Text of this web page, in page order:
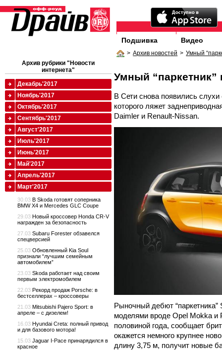
Подшивка Видео
> Архив новостей > Умный
Умный “паркетник”
В Сети снова появились
которого ляжет
Daimler и Renault-Nissan.
Рыночный дебют “паркетника”
моделями вроде Opel Mokka и
половиной года, сообщает
окажется немного крупнее
длину 3,75 м, получит новые
Архив рубрики "Новости
интернета"
Декабрь'2017
Ноябрь'2017
Октябрь'2017
Сентябрь'2017
Август'2017
Июль'2017
Июнь'2017
Май'2017
Апрель'2017
Март'2017
30.03 В Skoda готовят соперника
BMW X4 и Mercedes GLC Coupe
29.03 Новый кроссовер Honda CR-V
награжден за безопасность
27.03 Subaru Forester обзавелся
спецверсией
25.03 Обновленный Kia Soul
признали “лучшим семейным
автомобилем”
23.03 Skoda работает над своим
первым электромобилем
22.03 Рекорд продаж Porsche: в
бестселлерах – кроссоверы
21.03 Mitsubishi Pajero Sport: в
апреле – с дизелем!
16.03 Hyundai Creta: полный привод
и для базового мотора!
15.03 Jaguar I-Pace принарядился в
красное